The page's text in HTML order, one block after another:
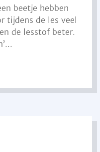
beetje hebben
tijdens de les veel
de lesstof beter.